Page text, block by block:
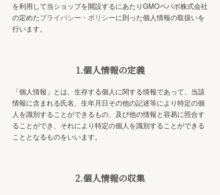
を利用して当ショップを開設するにあたりGMOペパボ株式会社
の定めたプライバシー・ポリシーに則った個人情報の取扱いを
行います。
1.個人情報の定義
「個人情報」とは、生存する個人に関する情報であって、当該
情報に含まれる氏名、生年月日その他の記述等により特定の個
人を識別することができるもの、及び他の情報と容易に照合す
ることができ、それにより特定の個人を識別することができる
こととなるものをいいます。
2.個人情報の収集